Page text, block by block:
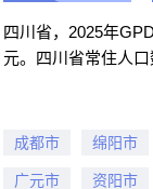
四川省，2025年
元。四川省常住人
成都市 绵阳市
广元市 资阳市